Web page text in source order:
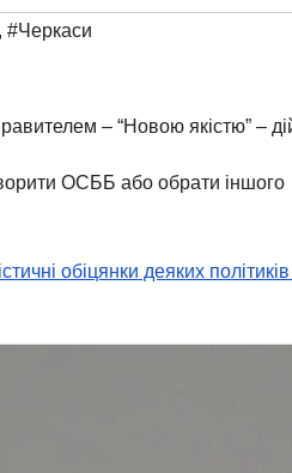
, #Черкаси
– “Новою якістю” –
ОСББ або обрати іншого
обіцянки деяких